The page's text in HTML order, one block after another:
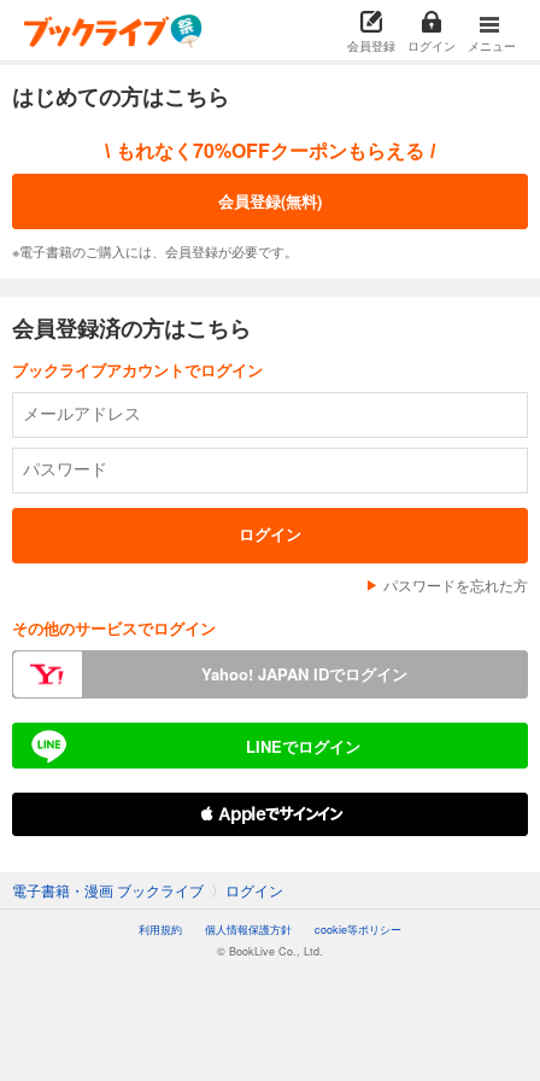
会員登録 ログイン メニュー
はじめての方はこちら
\ もれなく70%OFFクーポンもらえる /
会員登録(無料)
※電子書籍のご購入には、会員登録が必要です。
会員登録済の方はこちら
ブックライブアカウントでログイン
パスワードを忘れた方
その他のサービスでログイン
Yahoo! JAPAN IDでログイン
LINEでログイン
 Appleでサインイン
電子書籍・漫画 ブックライブ 〉 ログイン
利用規約 個人情報保護方針
cookie等ポリシー
© BookLive Co., Ltd.